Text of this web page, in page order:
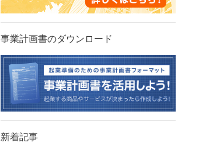
事業計画書のダウンロード
新着記事